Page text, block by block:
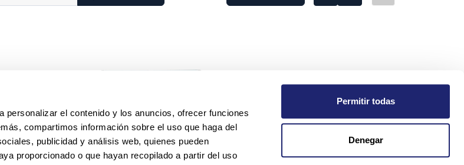
personalizar el contenido y los anuncios, ofrecer funciones
compartimos información sobre el uso que haga del
publicidad y análisis web, quienes pueden
proporcionado o que hayan recopilado a partir del uso
Permitir todas
Denegar